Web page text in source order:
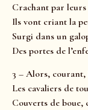
Crachant par leurs
Ils vont criant la
Surgi dans un
Des portes de
3 – Alors, courant,
Les cavaliers de
Couverts de